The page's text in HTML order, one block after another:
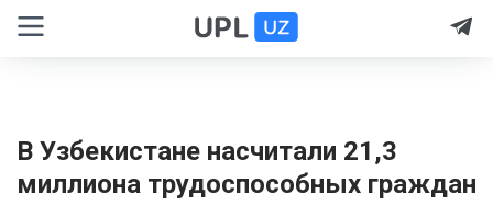
В Узбекистане насчитали 21,3
миллиона трудоспособных граждан